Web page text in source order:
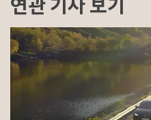
연관 기사 보기